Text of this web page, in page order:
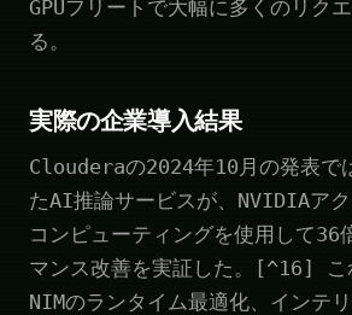
GPUフリートで大幅に多くのリク
る。
実際の企業導入結果
Clouderaの2024年10月の発表で
たAI推論サービスが、NVIDIAア
コンピューティングを使用して36
マンス改善を実証した。[^16] こ
NIMのランタイム最適化、インテ